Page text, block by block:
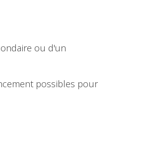
ou d'un
possibles pour